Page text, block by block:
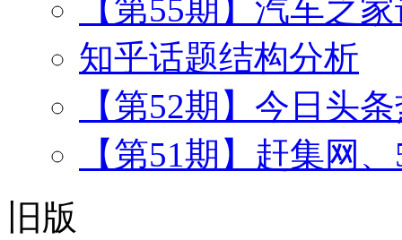
【第55期】汽车之
知乎话题结构分析
【第52期】今日头
【第51期】赶集网
旧版